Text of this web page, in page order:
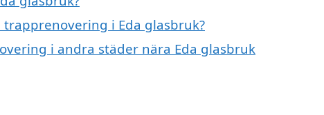
i Eda glasbruk?
i andra städer nära Eda glasbruk